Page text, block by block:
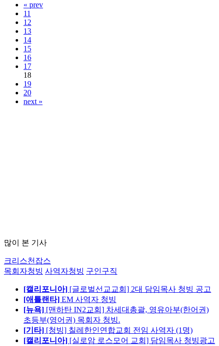
« prev
11
12
13
14
15
16
17
18
19
20
next »
많이 본 기사
크리스천잡스
목회자청빙 사역자청빙 구인구직
[캘리포니아] [글로벌선교교회] 2대 담임목사 청빙 공고
[애틀랜타] EM 사역자 청빙
[뉴욕] [맨하탄 IN2교회] 차세대총괄, 영유아부(한어권)
초등부(영어권) 목회자 청빙.
[기타] [청빙] 칠레한인연합교회 전임 사역자 (1명)
[캘리포니아] [실로암 로스모어 교회] 담임목사 청빙광고